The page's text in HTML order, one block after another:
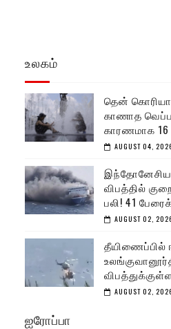
உலகம்
தென் கொரியா
காணாத
காரணமாக 16
AUGUST 04,
விபத்தில்
பலி! 41
AUGUST 02,
தீயிணைப்பில்
AUGUST 02,
ஐரோப்பா